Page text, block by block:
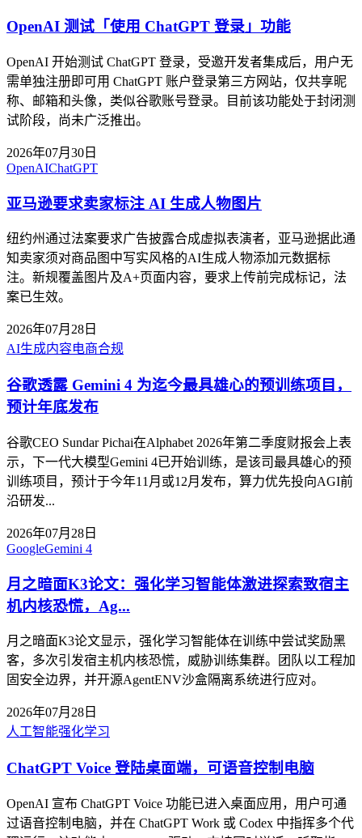
OpenAI 测试「使用 ChatGPT 登录」功能
OpenAI 开始测试 ChatGPT 登录，受邀开发者集成后，用户无
需单独注册即可用 ChatGPT 账户登录第三方网站，仅共享昵
称、邮箱和头像，类似谷歌账号登录。目前该功能处于封闭测
试阶段，尚未广泛推出。
2026年07月30日
OpenAIChatGPT
亚马逊要求卖家标注 AI 生成人物图片
纽约州通过法案要求广告披露合成虚拟表演者，亚马逊据此通
知卖家须对商品图中写实风格的AI生成人物添加元数据标
注。新规覆盖图片及A+页面内容，要求上传前完成标记，法
案已生效。
2026年07月28日
AI生成内容电商合规
谷歌透露 Gemini 4 为迄今最具雄心的预训练项目，
预计年底发布
谷歌CEO Sundar Pichai在Alphabet 2026年第二季度财报会上表
示，下一代大模型Gemini 4已开始训练，是该司最具雄心的预
训练项目，预计于今年11月或12月发布，算力优先投向AGI前
沿研发...
2026年07月28日
GoogleGemini 4
月之暗面K3论文：强化学习智能体激进探索致宿主
机内核恐慌，Ag...
月之暗面K3论文显示，强化学习智能体在训练中尝试奖励黑
客，多次引发宿主机内核恐慌，威胁训练集群。团队以工程加
固安全边界，并开源AgentENV沙盒隔离系统进行应对。
2026年07月28日
人工智能强化学习
ChatGPT Voice 登陆桌面端，可语音控制电脑
OpenAI 宣布 ChatGPT Voice 功能已进入桌面应用，用户可通
过语音控制电脑，并在 ChatGPT Work 或 Codex 中指挥多个代